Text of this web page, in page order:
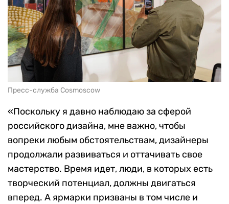
Пресс-служба Cosmoscow
«Поскольку я давно наблюдаю за сферой
российского дизайна, мне важно, чтобы
вопреки любым обстоятельствам, дизайнеры
продолжали развиваться и оттачивать свое
мастерство. Время идет, люди, в которых есть
творческий потенциал, должны двигаться
вперед. А ярмарки призваны в том числе и